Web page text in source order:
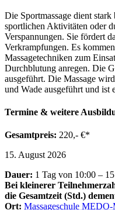
Die Sportmassage dient
sportlichen Aktivitäten oder
Verspannungen. Sie fördert
Verkrampfungen. Es
Massagetechniken zum
Durchblutung anregen. Die
ausgeführt. Die Massage
und Wade ausgeführt und ist
Termine & weitere
Gesamtpreis: 220,- €*
15. August 2026
Dauer: 1 Tag von 10:00 –
Bei kleinerer
die Gesamtzeit (Std.)
Ort: Massageschule